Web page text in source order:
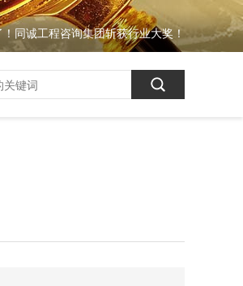
同诚工程咨询集团斩获行业大奖！